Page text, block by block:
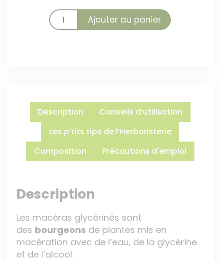
Ajouter au panier
Description
Conseils d’utilisation
Les p’tits tips de l’Herboristerie
Composition
Précautions d'emploi
Description
Les macéras glycérinés sont
des bourgeons de plantes mis en
macération avec de l’eau, de la glycérine
et de l’alcool.